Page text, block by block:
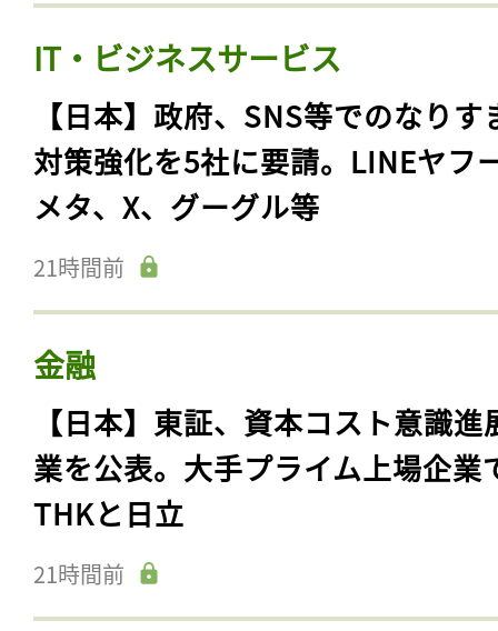
IT・ビジネスサービス
【日本】政府、SNS等でのなりす
対策強化を5社に要請。LINEヤフ
メタ、X、グーグル等
21時間前
金融
【日本】東証、資本コスト意識進
業を公表。大手プライム上場企業
THKと日立
21時間前